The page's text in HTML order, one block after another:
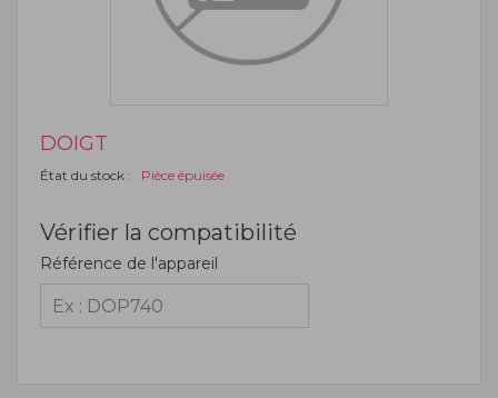
DOIGT
État du stock : Pièce épuisée
Vérifier la compatibilité
Référence de l'appareil